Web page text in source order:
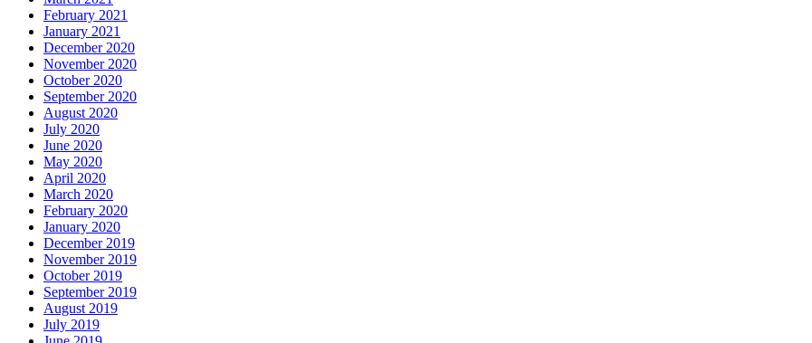
February 2021
January 2021
December 2020
November 2020
October 2020
September 2020
August 2020
July 2020
June 2020
May 2020
April 2020
March 2020
February 2020
January 2020
December 2019
November 2019
October 2019
September 2019
August 2019
July 2019